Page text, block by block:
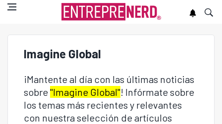
Imagine Global
¡Mantente al día con las últimas noticias
sobre "Imagine Global"! Infórmate sobre
los temas más recientes y relevantes
con nuestra selección de artículos